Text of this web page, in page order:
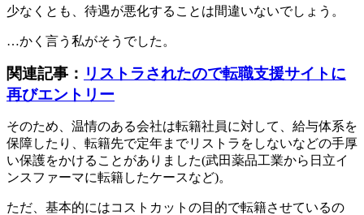
少なくとも、待遇が悪化することは間違いないでしょう。
…かく言う私がそうでした。
関連記事： リストラされたので転職支援サイトに
再びエントリー
そのため、温情のある会社は転籍社員に対して、給与体系を
保障したり、転籍先で定年までリストラをしないなどの手厚
い保護をかけることがありました(武田薬品工業から日立イ
ンスファーマに転籍したケースなど)。
ただ、基本的にはコストカットの目的で転籍させているの